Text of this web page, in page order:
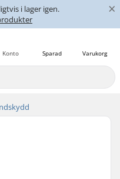
i lager igen.
×
Varukorg
Sparad
Konto